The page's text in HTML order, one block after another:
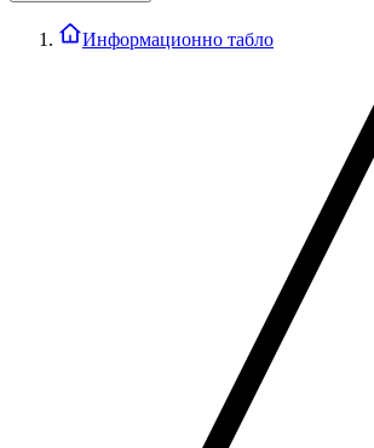
Информационно табло